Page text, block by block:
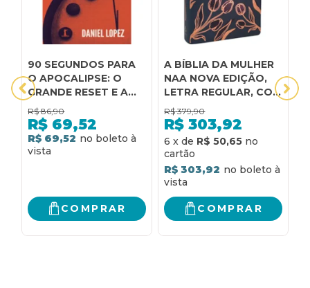
90 SEGUNDOS PARA
O APOCALIPSE: O
GRANDE RESET E A
NOVA ORDEM
MUNDIAL
R$ 86,90
R$ 69,52
R$ 69,52
COMPRAR
A BÍBLIA DA MULHER
NAA NOVA EDIÇÃO,
LETRA REGULAR, COM
MAPA, CAPA COURO
SINTÉTICO AZUL:
NOVA ALMEIDA
ATUALIZADA (NAA)
R$ 379,90
R$ 303,92
6 x de R$ 50,65
R$ 303,92
COMPRAR